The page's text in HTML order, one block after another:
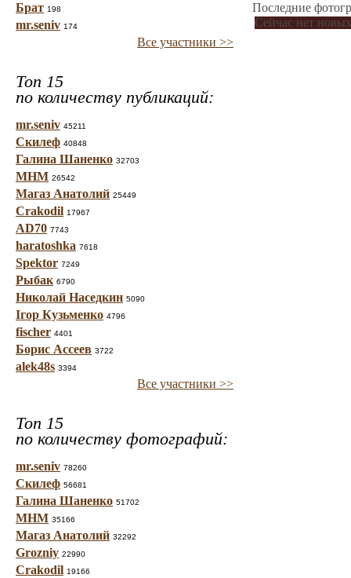
Брат 198
mr.seniv 174
Все участники >>
Топ 15
по количеству публикаций:
mr.seniv 45211
Скилеф 40848
Галина Шаненко 32703
МНМ 26542
Магаз Анатолий 25449
Crakodil 17967
AD70 7743
haratoshka 7618
Spektor 7249
Рыбак 6790
Николай Наседкин 5090
Ігор Кузьменко 4796
fischer 4401
Борис Ассеев 3722
alek48s 3394
Все участники >>
Топ 15
по количеству фотографий:
mr.seniv 78260
Скилеф 56681
Галина Шаненко 51702
МНМ 35166
Магаз Анатолий 32292
Grozniy 22990
Crakodil 19166
Последние
Сейчас нет